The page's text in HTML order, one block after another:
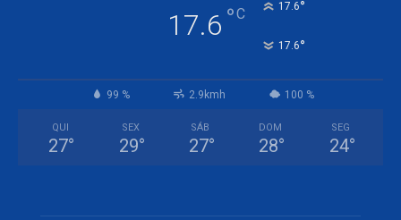
17.6 °C 17.6°
17.6°
99 % 2.9kmh 100 %
QUI
27°
SEX
29°
SÁB
27°
DOM
28°
SEG
24°